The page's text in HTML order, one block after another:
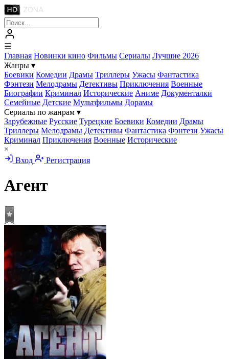
☰
Главная Новинки кино Фильмы Сериалы Лучшие 2026
Жанры ▾
Боевики Комедии Драмы Триллеры Ужасы Фантастика
Фэнтези Мелодрамы Детективы Приключения Военные
Биографии Криминал Исторические Аниме Документалки
Семейные Детские Мультфильмы Дорамы
Сериалы по жанрам ▾
Зарубежные Русские Турецкие Боевики Комедии Драмы
Триллеры Мелодрамы Детективы Фантастика Фэнтези Ужасы
Криминал Приключения Военные Исторические
×
Вход
Регистрация
Агент